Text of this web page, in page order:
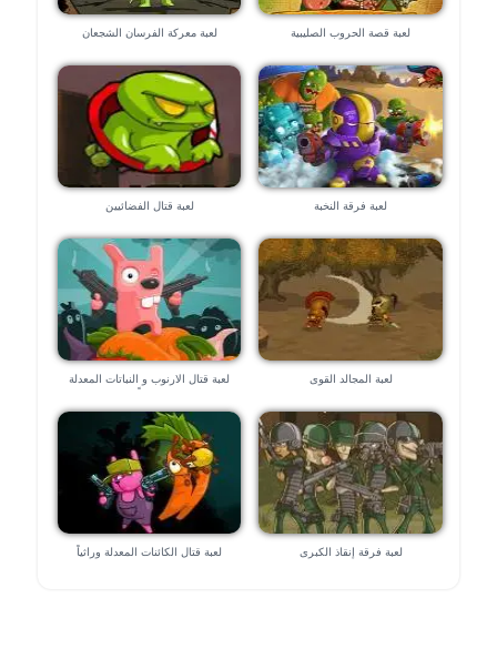
لعبة قصة الحروب الصليبية لعبة معركة الفرسان الشجعان
لعبة فرقة النخبة لعبة قتال الفضائيين
لعبة المجالد القوى
لعبة قتال الارنوب و النباتات المعدلة
لعبة فرقة إنقاذ الكبرى لعبة قتال الكائنات المعدلة وراثياً